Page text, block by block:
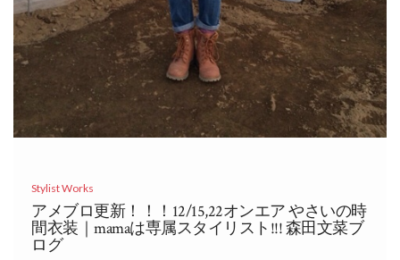
Stylist Works
アメブロ更新！！！12/15,22オンエア やさいの時
間衣装｜mamaは専属スタイリスト!!! 森田文菜ブ
ログ